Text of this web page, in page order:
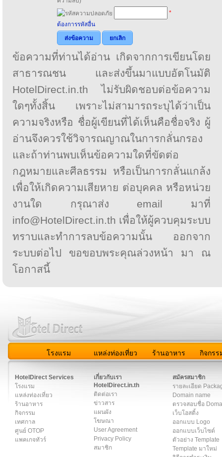
*
ต้องการรหัสอื่น
ส่งข้อความ
ยกเลิก
ข้อความที่ท่านได้อ่าน เกิดจากการเขียนโดย
สาธารณชน และส่งขึ้นมาแบบอัตโนมัติ
HotelDirect.in.th ไม่รับผิดชอบต่อข้อความ
ใดๆทั้งสิ้น เพราะไม่สามารถระบุได้ว่าเป็น
ความจริงหรือ ชื่อผู้เขียนที่ได้เห็นคือชื่อจริง ผู้
อ่านจึงควรใช้วิจารณญาณในการกลั่นกรอง
และถ้าท่านพบเห็นข้อความใดที่ขัดต่อ
กฎหมายและศีลธรรม หรือเป็นการกลั่นแกล้ง
เพื่อให้เกิดความเสียหาย ต่อบุคคล หรือหน่วย
งานใด กรุณาส่ง email มาที่
info@HotelDirect.in.th เพื่อให้ผู้ควบคุมระบบ
ทราบและทำการลบข้อความนั้น ออกจาก
ระบบต่อไป ขอขอบพระคุณล่วงหน้า มา ณ
โอกาสนี้
โรงแรม แหล่งท่องเที่ยว ร้านอาหาร กิจกรร
HotelDirect Services
โรงแรม
แหล่งท่องเที่ยว
ร้านอาหาร
กิจกรรม
เทศกาล
ศูนย์ OTOP
แพคเกจทัวร์
เกี่ยวกับเรา
HotelDirect.in.th
ติดต่อเรา
ข่าวสาร
แผนผัง
โฆษณา
User Agreement
Privacy Policy
สมาชิก
สมัครสมาชิก
รายละเอียด
Domain name
ตรวจสอบชื่อ
เว็บโฮสติ้ง
ออกแบบ Logo
ออกแบบเว็บไซต์
ตัวอย่าง Template
Template มาใหม่